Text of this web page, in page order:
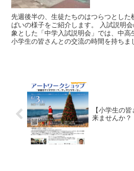
先週後半の、生徒たちのはつらつとした
ぱいの様子をご紹介します。 入試説明
象とした「中学入試説明会」では、中高
小学生の皆さんとの交流の時間を持ちま
【小学生の
来ませんか？